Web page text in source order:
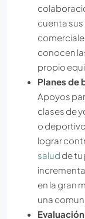
cuenta
conocen
propio
Planes de
Apoyos
clases de
o
lograr
salud de tu
en la gran
una